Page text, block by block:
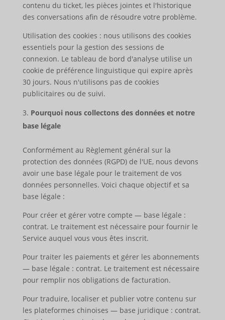
contenu du ticket, les pièces jointes et l'historique
des conversations afin de résoudre votre problème.
Utilisation des cookies : nous utilisons des cookies
essentiels pour la gestion des sessions de
connexion. Le tableau de bord d'analyse utilise un
cookie de préférence linguistique qui expire après
30 jours. Nous n'utilisons pas de cookies
publicitaires ou de suivi.
Pourquoi nous collectons des données et notre
base légale
Conformément au Règlement général sur la
protection des données (RGPD) de l'UE, nous devons
avoir une base légale pour le traitement de vos
données personnelles. Voici chaque objectif et sa
base légale :
Pour créer et gérer votre compte — base légale :
contrat. Le traitement est nécessaire pour fournir le
Service auquel vous vous êtes inscrit.
Pour traiter les paiements et gérer les abonnements
— base légale : contrat. Le traitement est nécessaire
pour remplir nos obligations de facturation.
Pour traduire, localiser et publier votre contenu sur
les plateformes chinoises — base juridique : contrat.